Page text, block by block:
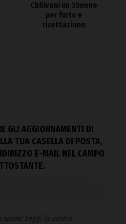
Chilivani un 30enne
per furto e
ricettazione
GLI AGGIORNAMENTI DI
TUA CASELLA DI POSTA,
E-MAIL NEL CAMPO
spam! Leggi la nostra